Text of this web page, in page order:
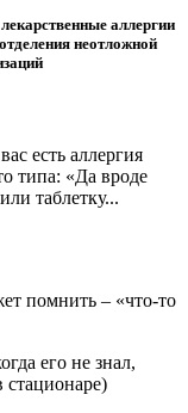
аллергии
неотложной
есть аллергия
типа: «Да вроде
таблетку...
помнить – «что-то
его не знал,
стационаре)